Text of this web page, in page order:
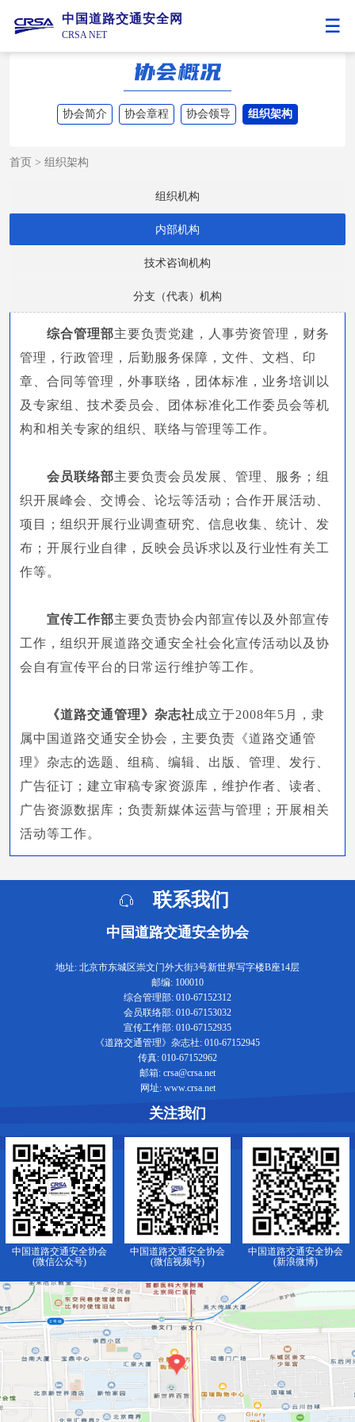
中国道路交通安全网
CRSA NET
协会简介 协会章程 协会领导 组织架构
首页 > 组织架构
组织机构
内部机构
技术咨询机构
分支（代表）机构
综合管理部主要负责党建，人事劳资管理，财务
管理，行政管理，后勤服务保障，文件、文档、印
章、合同等管理，外事联络，团体标准，业务培训以
及专家组、技术委员会、团体标准化工作委员会等机
构和相关专家的组织、联络与管理等工作。
会员联络部主要负责会员发展、管理、服务；组
织开展峰会、交博会、论坛等活动；合作开展活动、
项目；组织开展行业调查研究、信息收集、统计、发
布；开展行业自律，反映会员诉求以及行业性有关工
作等。
宣传工作部主要负责协会内部宣传以及外部宣传
工作，组织开展道路交通安全社会化宣传活动以及协
会自有宣传平台的日常运行维护等工作。
《道路交通管理》杂志社成立于2008年5月，隶
属中国道路交通安全协会，主要负责《道路交通管
理》杂志的选题、组稿、编辑、出版、管理、发行、
广告征订；建立审稿专家资源库，维护作者、读者、
广告资源数据库；负责新媒体运营与管理；开展相关
活动等工作。
联系我们
中国道路交通安全协会
地址: 北京市东城区崇文门外大街3号新世界写字楼B座14层
邮编: 100010
综合管理部: 010-67152312
会员联络部: 010-67153032
宣传工作部: 010-67152935
《道路交通管理》杂志社: 010-67152945
传真: 010-67152962
邮箱: crsa@crsa.net
网址: www.crsa.net
关注我们
中国道路交通安全协会
(微信公众号)
中国道路交通安全协会
(微信视频号)
中国道路交通安全协会
(新浪微博)